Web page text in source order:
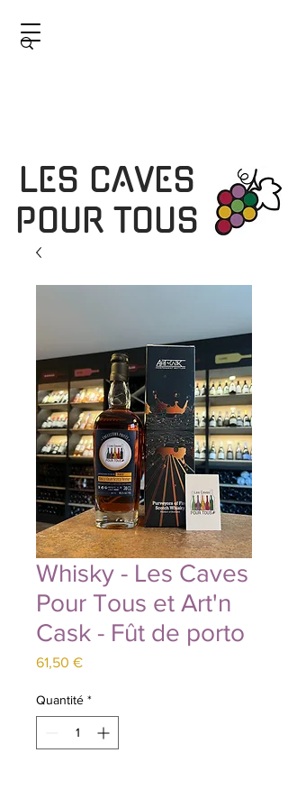
LES CAVES
POUR TOUS
Whisky - Les Caves
Pour Tous et Art'n
Cask - Fût de porto
61,50 €Prix
Quantité *